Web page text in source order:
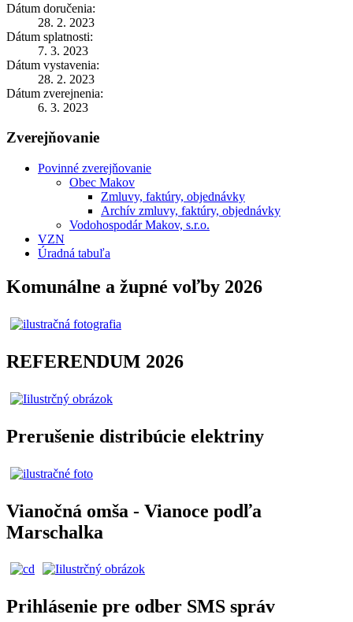
Dátum doručenia:
28. 2. 2023
Dátum splatnosti:
7. 3. 2023
Dátum vystavenia:
28. 2. 2023
Dátum zverejnenia:
6. 3. 2023
Zverejňovanie
Povinné zverejňovanie
Obec Makov
Zmluvy, faktúry, objednávky
Archív zmluvy, faktúry, objednávky
Vodohospodár Makov, s.r.o.
VZN
Úradná tabuľa
Komunálne a župné voľby 2026
REFERENDUM 2026
Prerušenie distribúcie elektriny
Vianočná omša - Vianoce podľa
Marschalka
Prihlásenie pre odber SMS správ